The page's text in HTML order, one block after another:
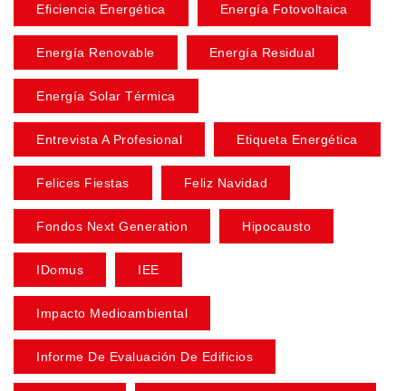
Eficiencia Energética Energía Fotovoltaica
Energía Renovable Energía Residual
Energía Solar Térmica
Entrevista A Profesional Etiqueta Energética
Felices Fiestas Feliz Navidad
Fondos Next Generation Hipocausto
IDomus IEE
Impacto Medioambiental
Informe De Evaluación De Edificios